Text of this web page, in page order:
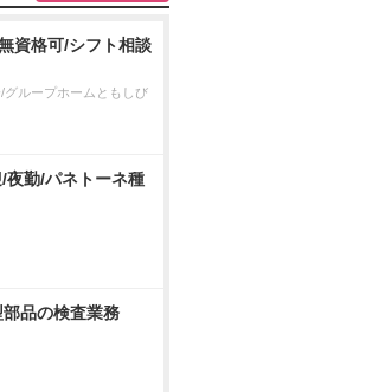
資格可/シフト相談
ループホームともしび
夜勤/パネトーネ種
品の検査業務